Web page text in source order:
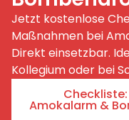
Jetzt kostenlose
Maßnahmen bei
Direkt einsetzbar.
Kollegium oder bei
Amokalarm &